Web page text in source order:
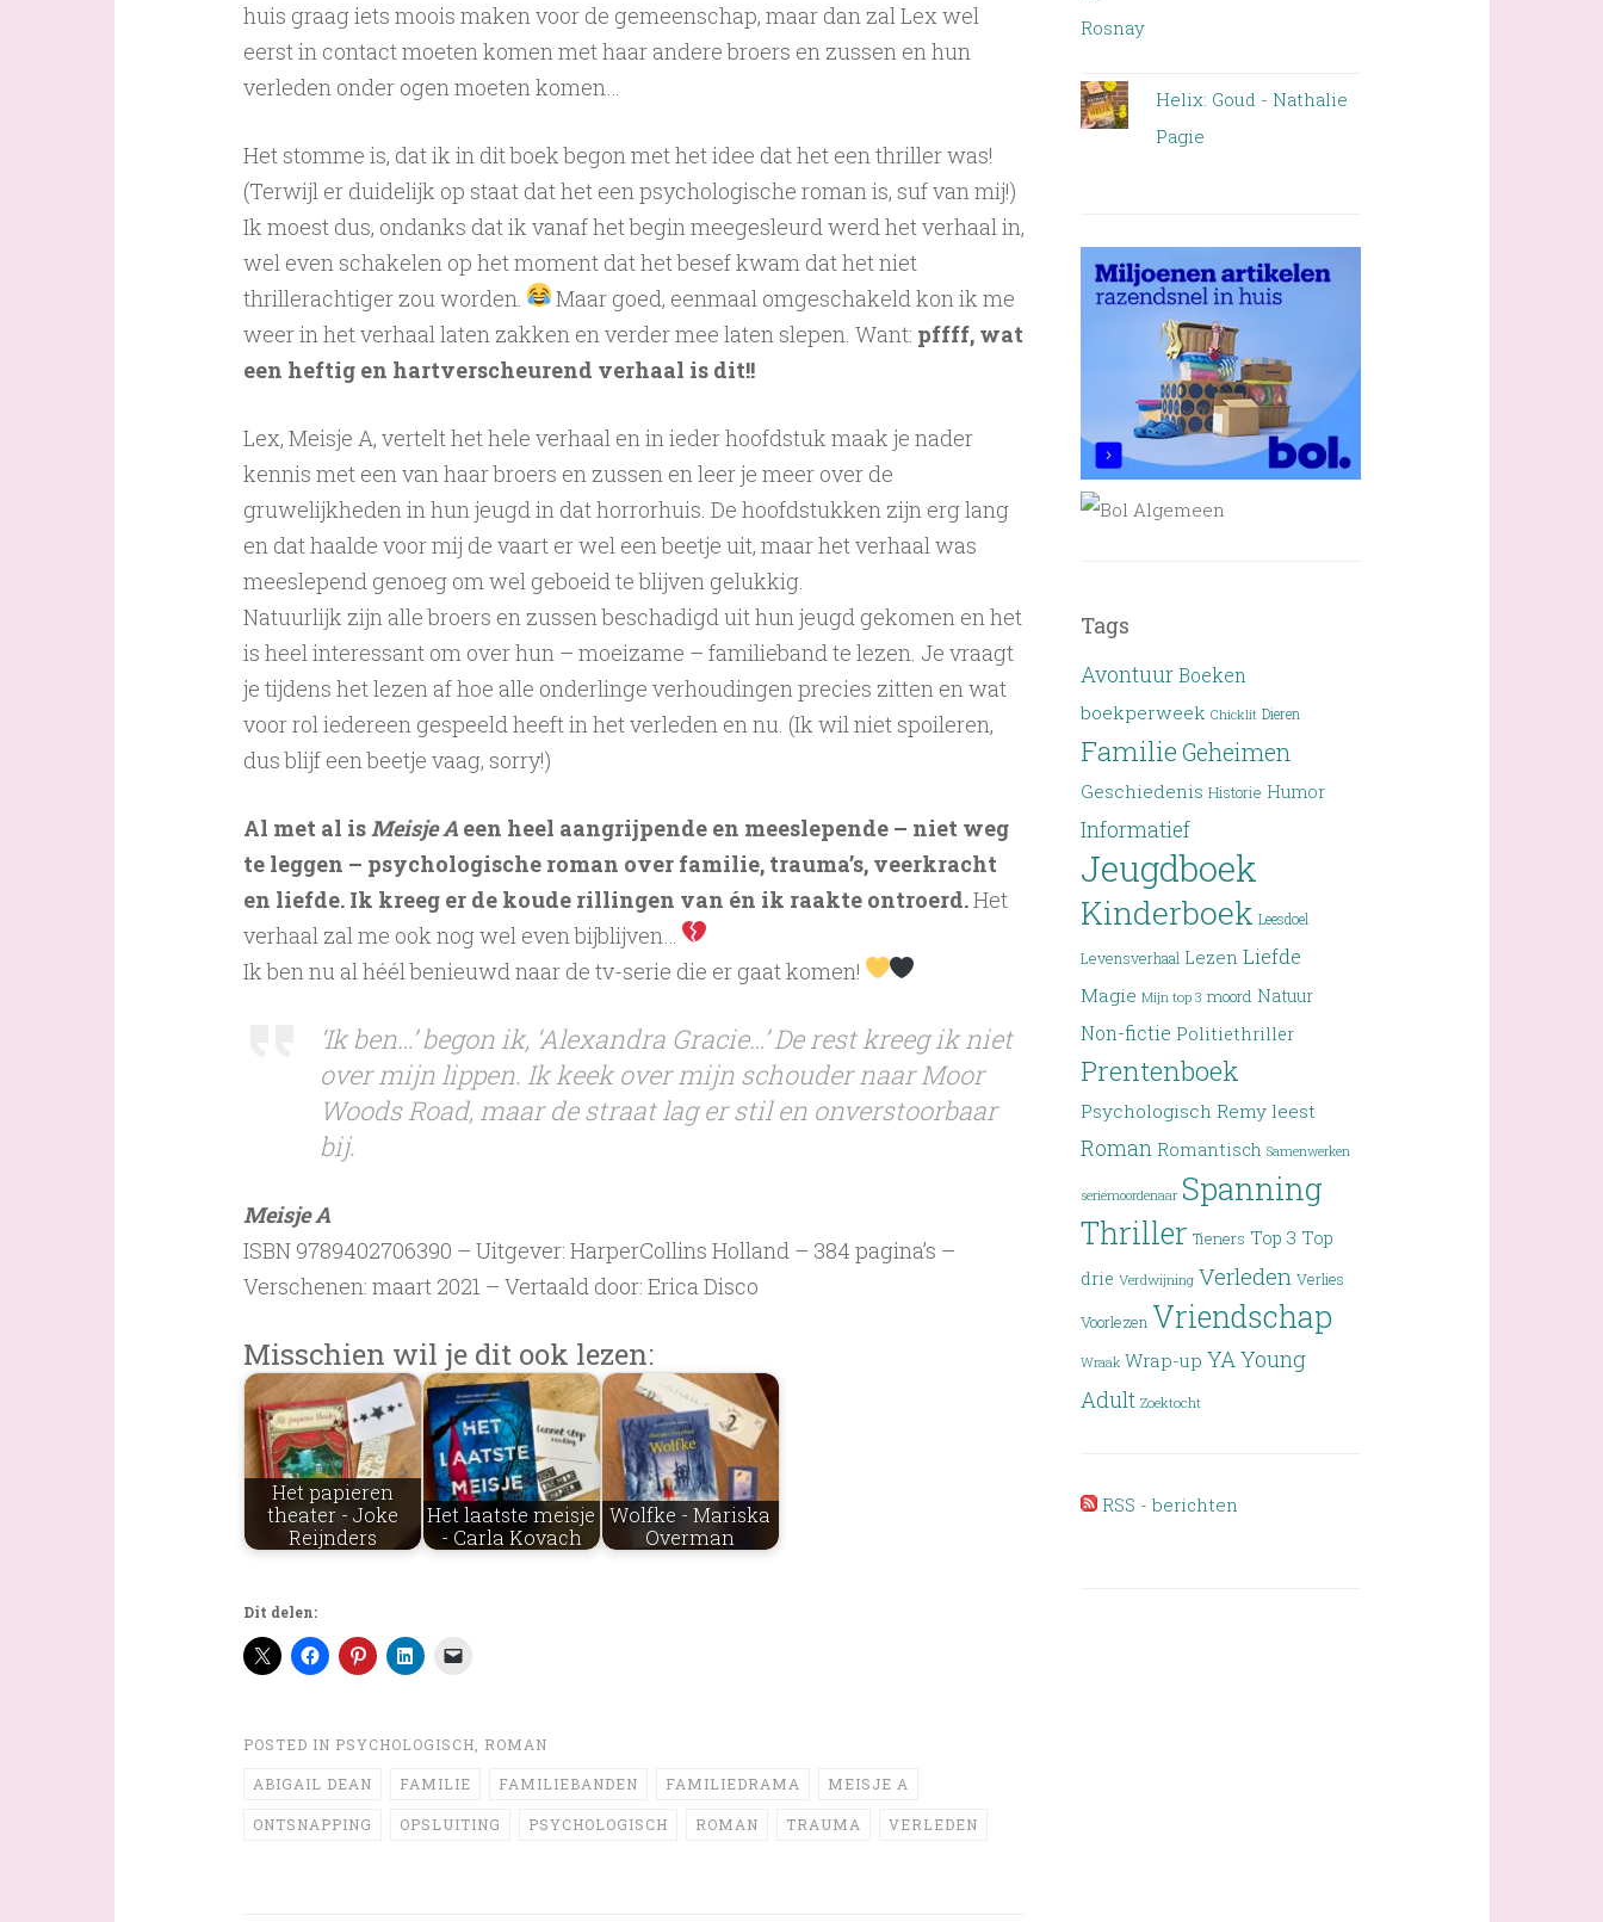
huis graag iets moois maken voor de gemeenschap, maar dan zal Lex wel
eerst in contact moeten komen met haar andere broers en zussen en hun
verleden onder ogen moeten komen…
Het stomme is, dat ik in dit boek begon met het idee dat het een thriller was!
(Terwijl er duidelijk op staat dat het een psychologische roman is, suf van mij!)
Ik moest dus, ondanks dat ik vanaf het begin meegesleurd werd het verhaal in,
wel even schakelen op het moment dat het besef kwam dat het niet
thrillerachtiger zou worden.
Maar goed, eenmaal omgeschakeld kon ik me
weer in het verhaal laten zakken en verder mee laten slepen. Want: pffff, wat
een heftig en hartverscheurend verhaal is dit!!
Lex, Meisje A, vertelt het hele verhaal en in ieder hoofdstuk maak je nader
kennis met een van haar broers en zussen en leer je meer over de
gruwelijkheden in hun jeugd in dat horrorhuis. De hoofdstukken zijn erg lang
en dat haalde voor mij de vaart er wel een beetje uit, maar het verhaal was
meeslepend genoeg om wel geboeid te blijven gelukkig.
Natuurlijk zijn alle broers en zussen beschadigd uit hun jeugd gekomen en het
is heel interessant om over hun – moeizame – familieband te lezen. Je vraagt
je tijdens het lezen af hoe alle onderlinge verhoudingen precies zitten en wat
voor rol iedereen gespeeld heeft in het verleden en nu. (Ik wil niet spoileren,
dus blijf een beetje vaag, sorry!)
Al met al isMeisje Aeen heel aangrijpende en meeslepende – niet weg
te leggen – psychologische roman over familie, trauma’s, veerkracht
en liefde. Ik kreeg er de koude rillingen van én ik raakte ontroerd.Het
verhaal zal me ook nog wel even bijblijven…
Ik ben nu al héél benieuwd naar de tv-serie die er gaat komen!
‘Ik ben…’ begon ik, ‘Alexandra Gracie…’ De rest kreeg ik niet
over mijn lippen. Ik keek over mijn schouder naar Moor
Woods Road, maar de straat lag er stil en onverstoorbaar
bij.
Meisje A
ISBN 9789402706390 – Uitgever: HarperCollins Holland – 384 pagina’s –
Verschenen: maart 2021 – Vertaald door: Erica Disco
Misschien wil je dit ook lezen:
Het papieren
theater - Joke
Reijnders
Het laatste meisje
- Carla Kovach
Wolfke - Mariska
Overman
Dit delen:
POSTED IN PSYCHOLOGISCH ROMAN
ABIGAIL DEAN FAMILIE FAMILIEBANDEN FAMILIEDRAMA MEISJE A
ONTSNAPPING OPSLUITING PSYCHOLOGISCH ROMAN TRAUMA VERLEDEN
Helix: Goud - Nathalie
Pagie
Tags
Avontuur Boeken
boekperweek Chicklit Dieren
Familie Geheimen
Geschiedenis Historie Humor
Informatief
Jeugdboek
Kinderboek Leesdoel
Levensverhaal Lezen Liefde
Magie Mijn top 3 moord Natuur
Non-fictie Politiethriller
Prentenboek
Psychologisch Remy leest
Roman Romantisch Samenwerken
seriemoordenaar Spanning
Thriller Tieners Top 3 Top
drie Verdwijning Verleden Verlies
Voorlezen Vriendschap
Wraak Wrap-up YAYoung
Adult Zoektocht
RSS - berichten